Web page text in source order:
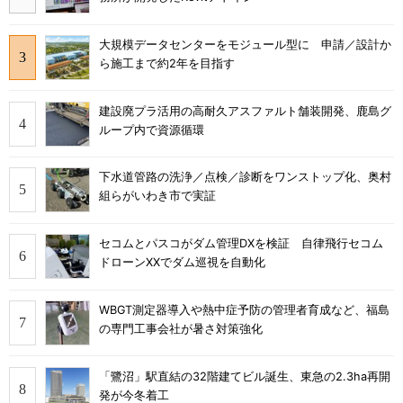
大規模データセンターをモジュール型に 申請／設計か
ら施工まで約2年を目指す
建設廃プラ活用の高耐久アスファルト舗装開発、鹿島グ
ループ内で資源循環
下水道管路の洗浄／点検／診断をワンストップ化、奥村
組らがいわき市で実証
セコムとパスコがダム管理DXを検証 自律飛行セコム
ドローンXXでダム巡視を自動化
WBGT測定器導入や熱中症予防の管理者育成など、福島
の専門工事会社が暑さ対策強化
「鷺沼」駅直結の32階建てビル誕生、東急の2.3ha再開
発が今冬着工